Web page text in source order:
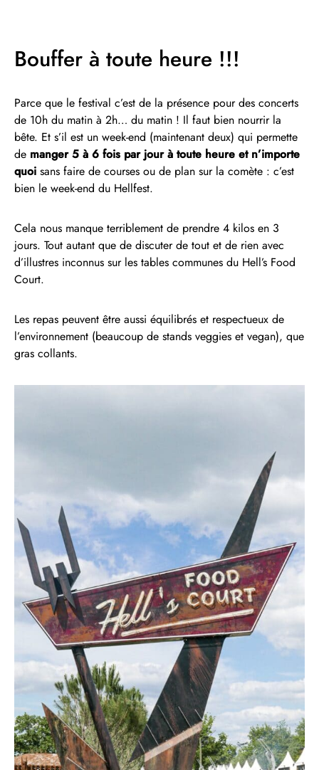
Bouffer à toute heure !!!
Parce que le festival c’est de la présence pour des concerts
de 10h du matin à 2h… du matin ! Il faut bien nourrir la
bête. Et s’il est un week-end (maintenant deux) qui permette
de manger 5 à 6 fois par jour à toute heure et n’importe
quoi sans faire de courses ou de plan sur la comète : c’est
bien le week-end du Hellfest.
Cela nous manque terriblement de prendre 4 kilos en 3
jours. Tout autant que de discuter de tout et de rien avec
d’illustres inconnus sur les tables communes du Hell’s Food
Court.
Les repas peuvent être aussi équilibrés et respectueux de
l’environnement (beaucoup de stands veggies et vegan), que
gras collants.